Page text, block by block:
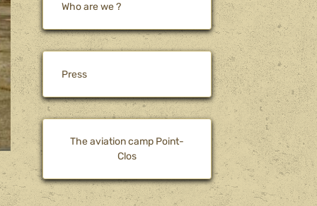
Who are we ?
Press
The aviation camp Point-
Clos